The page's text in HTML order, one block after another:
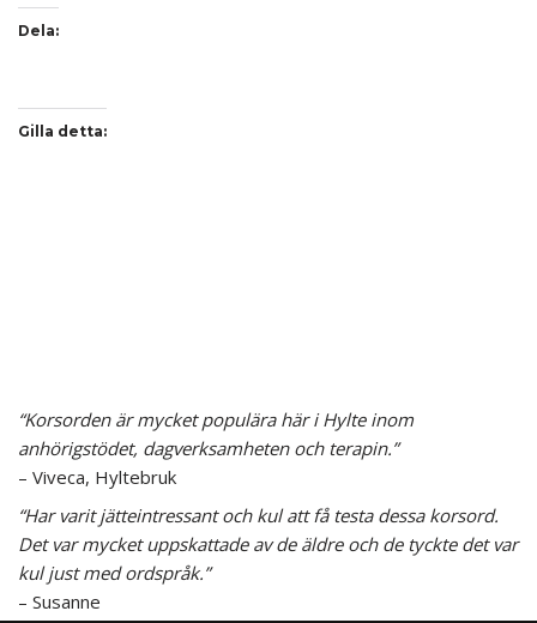
Dela:
Gilla detta:
“Korsorden är mycket populära här i Hylte inom
anhörigstödet, dagverksamheten och terapin.”
– Viveca, Hyltebruk
“Har varit jätteintressant och kul att få testa dessa korsord.
Det var mycket uppskattade av de äldre och de tyckte det var
kul just med ordspråk.”
– Susanne